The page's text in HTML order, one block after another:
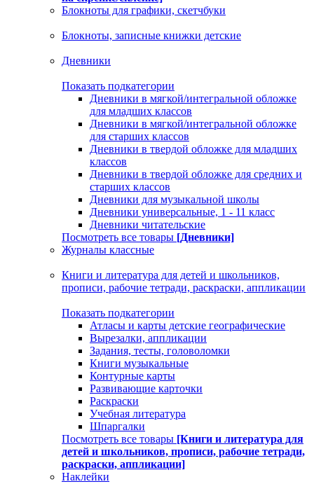
Блокноты для графики, скетчбуки
Блокноты, записные книжки детские
Дневники
Показать подкатегории
Дневники в мягкой/интегральной обложке
для младших классов
Дневники в мягкой/интегральной обложке
для старших классов
Дневники в твердой обложке для младших
классов
Дневники в твердой обложке для средних и
старших классов
Дневники для музыкальной школы
Дневники универсальные, 1 - 11 класс
Дневники читательские
Посмотреть все товары [Дневники]
Журналы классные
Книги и литература для детей и школьников,
прописи, рабочие тетради, раскраски, аппликации
Показать подкатегории
Атласы и карты детские географические
Вырезалки, аппликации
Задания, тесты, головоломки
Книги музыкальные
Контурные карты
Развивающие карточки
Раскраски
Учебная литература
Шпаргалки
Посмотреть все товары [Книги и литература для
детей и школьников, прописи, рабочие тетради,
раскраски, аппликации]
Наклейки